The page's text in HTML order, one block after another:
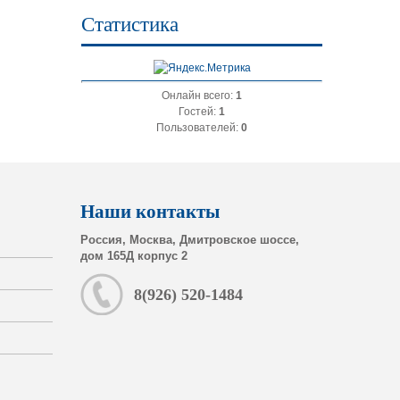
Статистика
Онлайн всего: 1
Гостей: 1
Пользователей: 0
Наши контакты
Россия, Москва, Дмитровское шоссе,
дом 165Д корпус 2
8(926) 520-1484